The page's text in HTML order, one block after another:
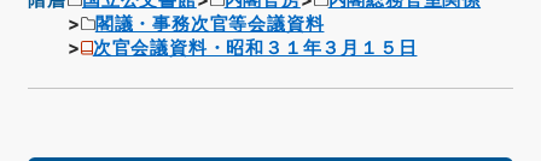
閣議・事務次官等会議資料
次官会議資料・昭和３１年３月１５日